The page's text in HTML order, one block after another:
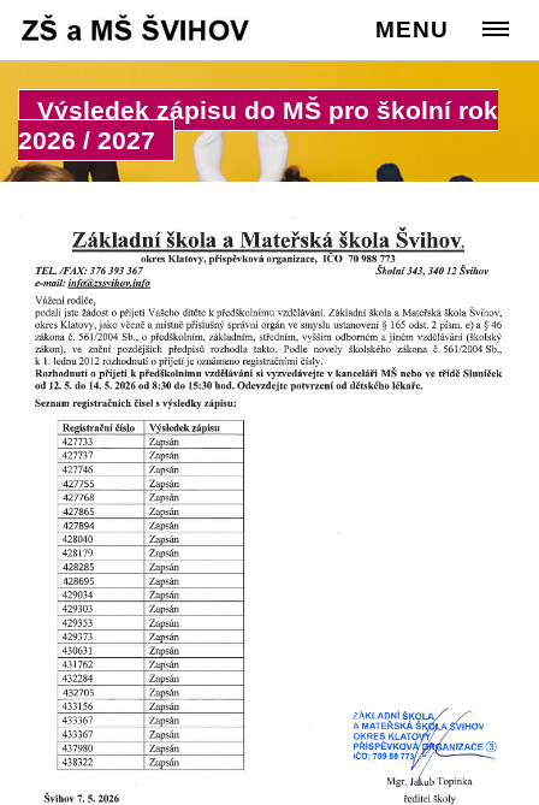
MENU
Výsledek zápisu do MŠ pro školní rok
2026 / 2027
Cesta:www.zssvihov.info
Rodiče >Zápis do MŠ